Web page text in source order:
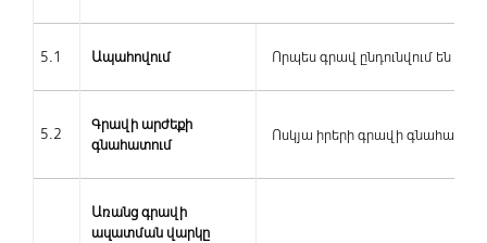
5.1 Ապահովում Որպես գրավ ընդունվում են
5.2
Գրավի արժեքի
գնահատում
Ոսկյա իրերի գրավի
Առանց գրավի
ազատման վարկը